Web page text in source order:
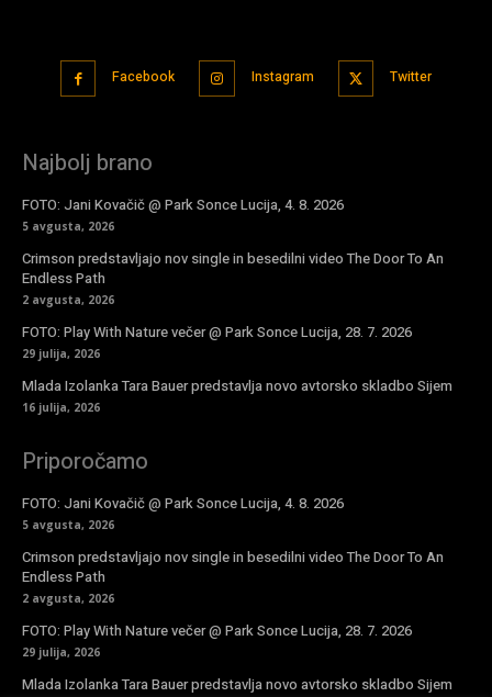
Facebook Instagram Twitter
Najbolj brano
FOTO: Jani Kovačič @ Park Sonce Lucija, 4. 8. 2026
5 avgusta, 2026
Crimson predstavljajo nov single in besedilni video The Door To An
Endless Path
2 avgusta, 2026
FOTO: Play With Nature večer @ Park Sonce Lucija, 28. 7. 2026
29 julija, 2026
Mlada Izolanka Tara Bauer predstavlja novo avtorsko skladbo Sijem
16 julija, 2026
Priporočamo
FOTO: Jani Kovačič @ Park Sonce Lucija, 4. 8. 2026
5 avgusta, 2026
Crimson predstavljajo nov single in besedilni video The Door To An
Endless Path
2 avgusta, 2026
FOTO: Play With Nature večer @ Park Sonce Lucija, 28. 7. 2026
29 julija, 2026
Mlada Izolanka Tara Bauer predstavlja novo avtorsko skladbo Sijem